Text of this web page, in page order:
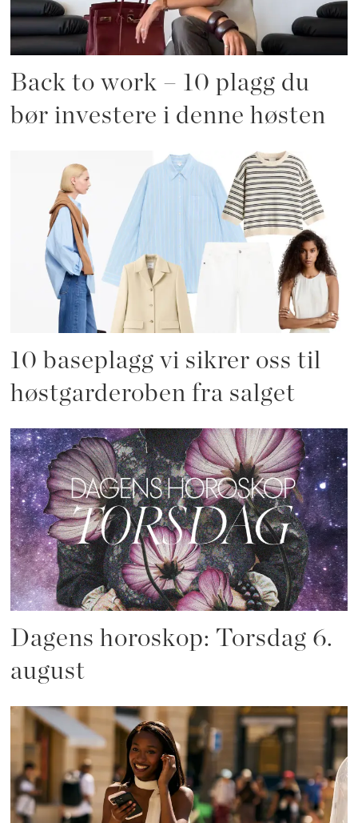
Back to work – 10 plagg du
bør investere i denne høsten
10 baseplagg vi sikrer oss til
høstgarderoben fra salget
Dagens horoskop: Torsdag 6.
august